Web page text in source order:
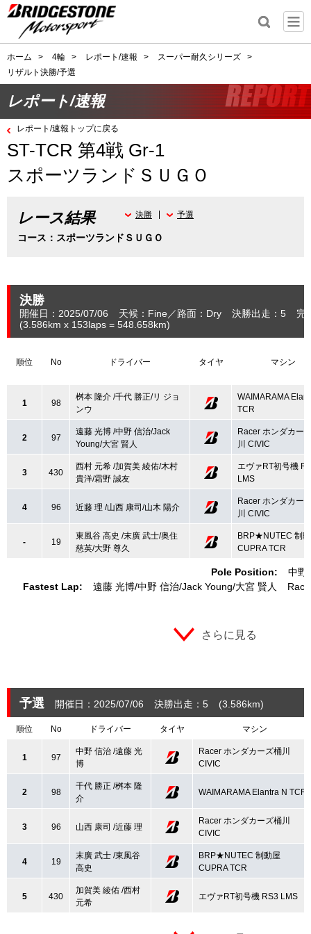
ホーム > 4輪 > レポート/速報 > スーパー耐久シリーズ
>
リザルト決勝/予選
レポート/速報
レポート/速報トップに戻る
ST-TCR 第4戦 Gr-1
スポーツランドＳＵＧＯ
レース結果
コース：スポーツランドＳＵＧＯ
決勝 予選
決勝
開催日：2025/07/06 天候：Fine 路面：Dry 決勝出走：5
完
(3.586km x 153laps = 548.658km)
順位 No ドライバー タイヤ マシン
Pole Position:
中野
Fastest Lap:
遠藤 光博 中野 信治 Jack Young 大宮 賢人
1 98
桝本 隆介 /千代 勝正/リ ジョ
ンウ
WAIMARAMA
TCR
2 97
遠藤 光博 /中野 信治/Jack
Young/大宮 賢人
Racer ホンダカー
川 CIVIC
3 430
西村 元希 /加賀美 綾佑/木村
貴洋/霜野 誠友
エヴァRT初号機
LMS
4 96 近藤 理 /山西 康司/山木 陽介
Racer ホンダカー
川 CIVIC
- 19
東風谷 高史 /末廣 武士/奥住
慈英/大野 尊久
BRP★NUTEC 制
CUPRA TCR
さらに見る
予選 開催日：2025/07/06 決勝出走：5 (3.586km)
順位 No ドライバー タイヤ マシン
1 97
中野 信治 /遠藤 光
博
Racer ホンダカーズ桶川
CIVIC
2 98
千代 勝正 /桝本 隆
介
WAIMARAMA Elantra N TCR
3 96 山西 康司 /近藤 理
Racer ホンダカーズ桶川
CIVIC
4 19
末廣 武士 /東風谷
高史
BRP★NUTEC 制動屋
CUPRA TCR
5 430
加賀美 綾佑 /西村
元希
エヴァRT初号機 RS3 LMS